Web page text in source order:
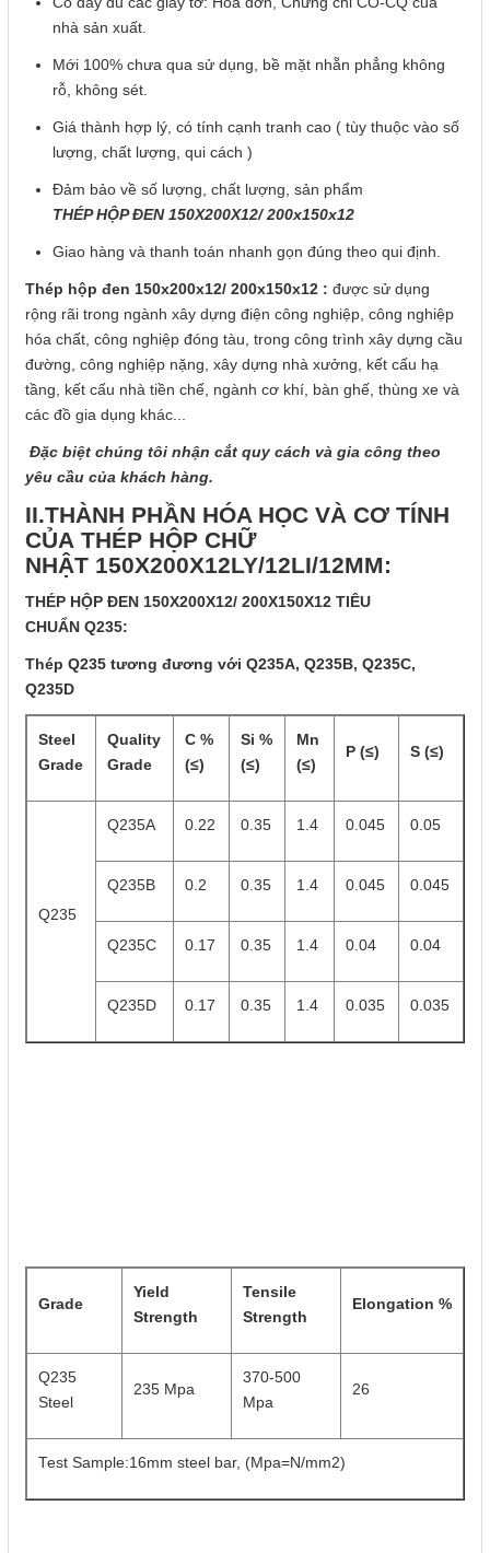
nhà sản xuất.
Mới 100% chưa qua sử dụng, bề mặt nhẵn phẳng không
rỗ, không sét.
Giá thành hợp lý, có tính cạnh tranh cao ( tùy thuộc vào số
lượng, chất lượng, qui cách )
Đảm bảo về số lượng, chất lượng, sản phẩm
THÉP HỘP ĐEN 150X200X12/ 200x150x12
Giao hàng và thanh toán nhanh gọn đúng theo qui định.
Thép hộp đen 150x200x12/ 200x150x12 : được sử dụng
rộng rãi trong ngành xây dựng điện công nghiệp, công nghiệp
hóa chất, công nghiệp đóng tàu, trong công trình xây dựng cầu
đường, công nghiệp nặng, xây dựng nhà xưởng, kết cấu hạ
tầng, kết cấu nhà tiền chế, ngành cơ khí, bàn ghế, thùng xe và
các đồ gia dụng khác...
Đặc biệt chúng tôi nhận cắt quy cách và gia công theo
yêu cầu của khách hàng.
II.THÀNH PHẦN HÓA HỌC VÀ CƠ TÍNH
CỦA THÉP HỘP CHỮ
NHẬT 150X200X12LY/12LI/12MM:
THÉP HỘP ĐEN 150X200X12/ 200X150X12 TIÊU
CHUẨN Q235:
Thép Q235 tương đương với Q235A, Q235B, Q235C,
Q235D
Steel
Grade
Quality
Grade
C %
(≤)
Si %
(≤)
Mn
(≤)
P (≤) S (≤)
Q235
Q235A 0.22 0.35 1.4 0.045 0.05
Q235B 0.2 0.35 1.4 0.045 0.045
Q235C 0.17 0.35 1.4 0.04 0.04
Q235D 0.17 0.35 1.4 0.035 0.035
Grade
Yield
Strength
Tensile
Strength
Elongation %
Q235
Steel
235 Mpa
370-500
Mpa
26
Test Sample:16mm steel bar, (Mpa=N/mm2)